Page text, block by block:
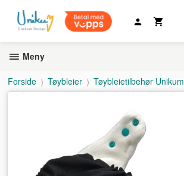
innholdet
Meny
Forside Tøybleier Tøybleietilbehør Unikum